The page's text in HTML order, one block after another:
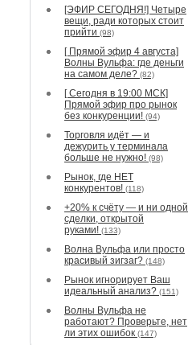
[ЭФИР СЕГОДНЯ!] Четыре
вещи, ради которых стоит
прийти (98)
[ Прямой эфир 4 августа]
Волны Вульфа: где деньги
на самом деле? (82)
[ Сегодня в 19:00 МСК]
Прямой эфир про рынок
без конкуренции! (94)
Торговля идёт — и
дежурить у терминала
больше не нужно! (98)
Рынок, где НЕТ
конкурентов! (118)
+20% к счёту — и ни одной
сделки, открытой
руками! (133)
Волна Вульфа или просто
красивый зигзаг? (148)
Рынок игнорирует Ваш
идеальный анализ? (151)
Волны Вульфа не
работают? Проверьте, нет
ли этих ошибок (147)